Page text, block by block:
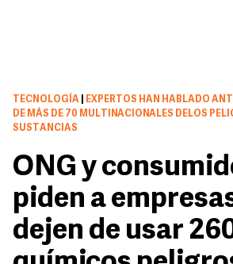
TECNOLOGÍA
EXPERTOS HAN HABLADO
DE MÁS DE 70 MULTINACIONALES DELOS
SUSTANCIAS
ONG y
piden a
dejen de usar